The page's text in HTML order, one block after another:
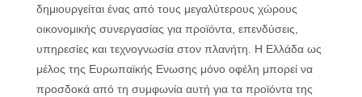
δημιουργείται ένας από τους μεγαλύτερους χώρους
οικονομικής συνεργασίας για προϊόντα, επενδύσεις,
υπηρεσίες και τεχνογνωσία στον πλανήτη. Η Ελλάδα ως
μέλος της Ευρωπαϊκής Ενωσης μόνο οφέλη μπορεί να
προσδοκά από τη συμφωνία αυτή για τα προϊόντα της